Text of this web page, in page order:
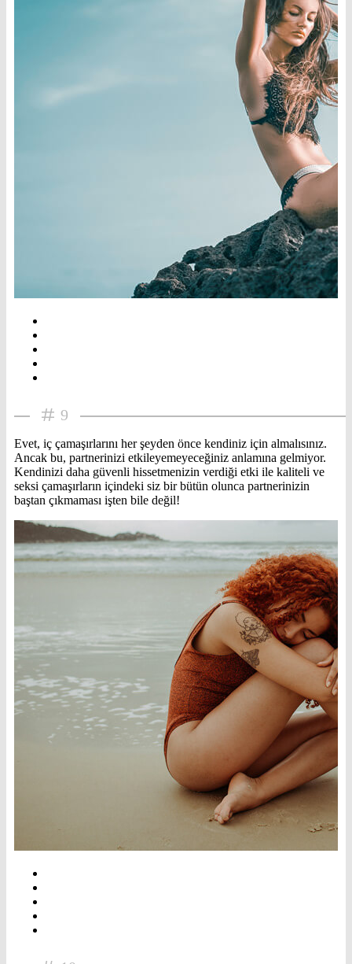
9
Evet, iç çamaşırlarını her şeyden önce kendiniz için almalısınız.
Ancak bu, partnerinizi etkileyemeyeceğiniz anlamına gelmiyor.
Kendinizi daha güvenli hissetmenizin verdiği etki ile kaliteli ve
seksi çamaşırların içindeki siz bir bütün olunca partnerinizin
baştan çıkmaması işten bile değil!